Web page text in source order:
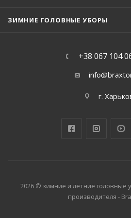
ЗИМНИЕ ГОЛОВНЫЕ УБОРЫ
+38 067 104
г.
2026 © зимние и летние головные
производителя -